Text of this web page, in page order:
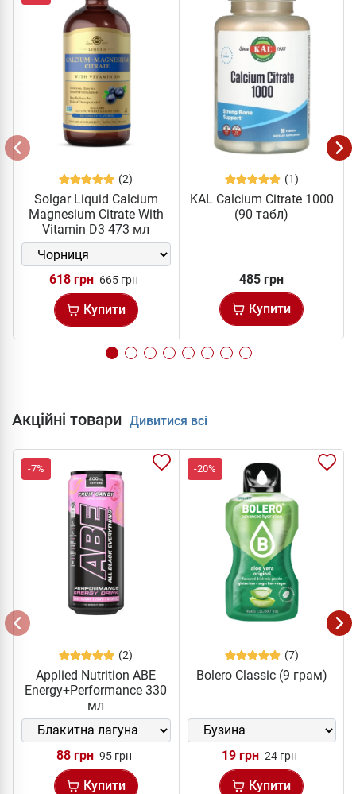
(2)
Solgar Liquid Calcium
Magnesium Citrate With
Vitamin D3 473 мл
618 грн 665 грн
Купити
(1)
KAL Calcium Citrate 1000
(90 табл)
485 грн
Купити
Акційні товари Дивитися всі
-7%
(2)
Applied Nutrition ABE
Energy+Performance 330
мл
88 грн 95 грн
Купити
-20%
(7)
Bolero Classic (9 грам)
19 грн 24 грн
Купити